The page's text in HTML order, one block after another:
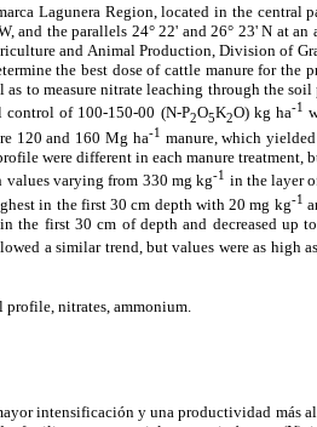
Lagunera Region, located in the central
and the parallels 24° 22' and 26° 23' N at
and Animal Production, Division of
the best dose of cattle manure for the
as to measure nitrate leaching through the
control of 100-150-00 (N-P2O5K2O) kg ha-1
120 and 160 Mg ha-1 manure, which
were different in each manure treatment,
values varying from 330 mg kg-1 in the layer
in the first 30 cm depth with 20 mg kg-1
the first 30 cm of depth and decreased up
a similar trend, but values were as high
profile, nitrates, ammonium.
intensificación y una productividad más